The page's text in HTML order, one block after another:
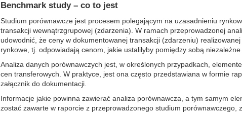
Benchmark study – co to jest
Studium porównawcze jest procesem polegającym na uzasadnieniu
transakcji wewnątrzgrupowej (zdarzenia). W ramach przeprowadzonej
udowodnić, że ceny w dokumentowanej transakcji (zdarzeniu)
rynkowe, tj. odpowiadają cenom, jakie ustaliłyby pomiędzy sobą niezależne
Analiza danych porównawczych jest, w określonych przypadkach,
cen transferowych. W praktyce, jest ona często przedstawiana w formie
załącznik do dokumentacji.
Informacje jakie powinna zawierać analiza porównawcza, a tym samym
zostać zawarte w raporcie z przeprowadzonego studium porównawczego,